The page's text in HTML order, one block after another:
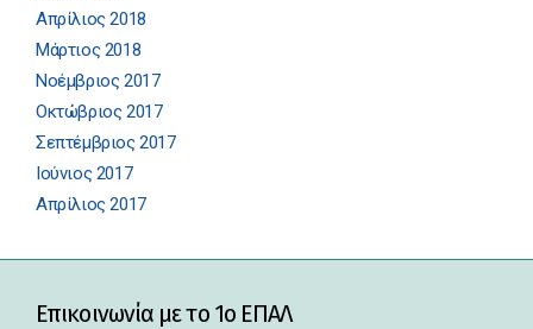
Απρίλιος 2018
Μάρτιος 2018
Νοέμβριος 2017
Οκτώβριος 2017
Σεπτέμβριος 2017
Ιούνιος 2017
Απρίλιος 2017
Επικοινωνία με το 1ο ΕΠΑΛ